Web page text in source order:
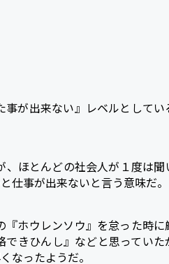
が出来ない』レベルとして
ほとんどの社会人が１度は
仕事が出来ないと言う意味だ。
ホウレンソウ』を怠った時に
きひんし』などと思ってい
なったようだ。